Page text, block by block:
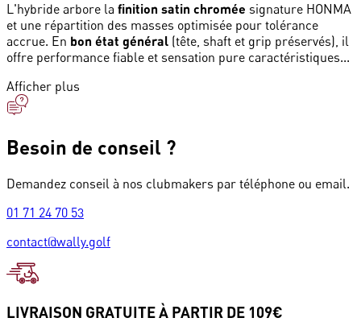
L'hybride arbore la finition satin chromée signature HONMA
et une répartition des masses optimisée pour tolérance
accrue. En bon état général (tête, shaft et grip préservés), il
offre performance fiable et sensation pure caractéristiques...
Afficher plus
Besoin de conseil ?
Demandez conseil à nos clubmakers par téléphone ou email.
01 71 24 70 53
contact@wally.golf
LIVRAISON GRATUITE À PARTIR DE 109€